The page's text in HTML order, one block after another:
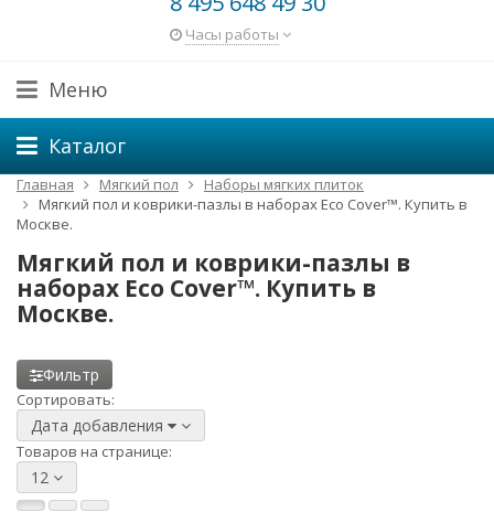
Часы работы
Меню
Каталог
Главная Мягкий пол
Наборы мягких плиток
Мягкий пол и коврики-пазлы в наборах Eco Cover™. Купить в
Москве.
Мягкий пол и коврики-пазлы в
наборах Eco Cover™. Купить в
Москве.
Фильтр
Сортировать:
Дата добавления
Товаров на странице:
12